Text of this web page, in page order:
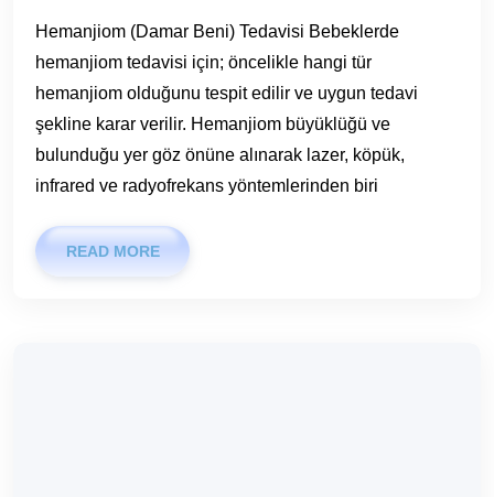
Hemanjiom (Damar Beni) Tedavisi Bebeklerde
hemanjiom tedavisi için; öncelikle hangi tür
hemanjiom olduğunu tespit edilir ve uygun tedavi
şekline karar verilir. Hemanjiom büyüklüğü ve
bulunduğu yer göz önüne alınarak lazer, köpük,
infrared ve radyofrekans yöntemlerinden biri
READ MORE